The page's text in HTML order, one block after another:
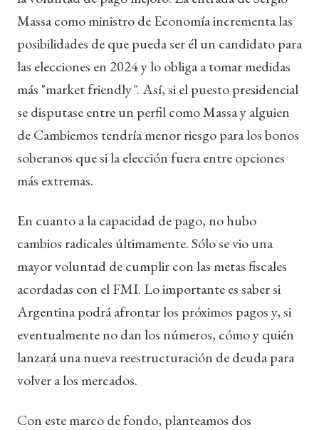
Massa como ministro de Economía incrementa las
posibilidades de que pueda ser él un candidato para
las elecciones en 2024 y lo obliga a tomar medidas
más "market friendly". Así, si el puesto presidencial
se disputase entre un perfil como Massa y alguien
de Cambiemos tendría menor riesgo para los bonos
soberanos que si la elección fuera entre opciones
más extremas.
En cuanto a la capacidad de pago, no hubo
cambios radicales últimamente. Sólo se vio una
mayor voluntad de cumplir con las metas fiscales
acordadas con el FMI. Lo importante es saber si
Argentina podrá afrontar los próximos pagos y, si
eventualmente no dan los números, cómo y quién
lanzará una nueva reestructuración de deuda para
volver a los mercados.
Con este marco de fondo, planteamos dos